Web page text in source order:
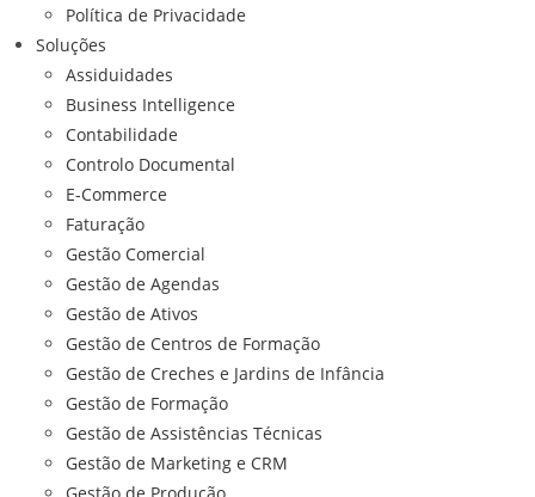
Política de Privacidade
Soluções
Assiduidades
Business Intelligence
Contabilidade
Controlo Documental
E-Commerce
Faturação
Gestão Comercial
Gestão de Agendas
Gestão de Ativos
Gestão de Centros de Formação
Gestão de Creches e Jardins de Infância
Gestão de Formação
Gestão de Assistências Técnicas
Gestão de Marketing e CRM